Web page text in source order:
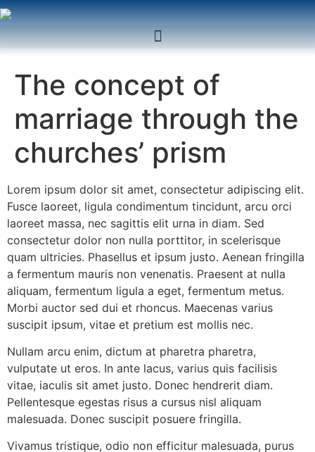
The concept of
marriage through the
churches’ prism
Lorem ipsum dolor sit amet, consectetur adipiscing elit.
Fusce laoreet, ligula condimentum tincidunt, arcu orci
laoreet massa, nec sagittis elit urna in diam. Sed
consectetur dolor non nulla porttitor, in scelerisque
quam ultricies. Phasellus et ipsum justo. Aenean fringilla
a fermentum mauris non venenatis. Praesent at nulla
aliquam, fermentum ligula a eget, fermentum metus.
Morbi auctor sed dui et rhoncus. Maecenas varius
suscipit ipsum, vitae et pretium est mollis nec.
Nullam arcu enim, dictum at pharetra pharetra,
vulputate ut eros. In ante lacus, varius quis facilisis
vitae, iaculis sit amet justo. Donec hendrerit diam.
Pellentesque egestas risus a cursus nisl aliquam
malesuada. Donec suscipit posuere fringilla.
Vivamus tristique, odio non efficitur malesuada, purus